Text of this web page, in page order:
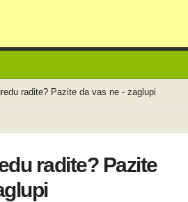
radite? Pazite da vas ne - zaglupi
radite? Pazite